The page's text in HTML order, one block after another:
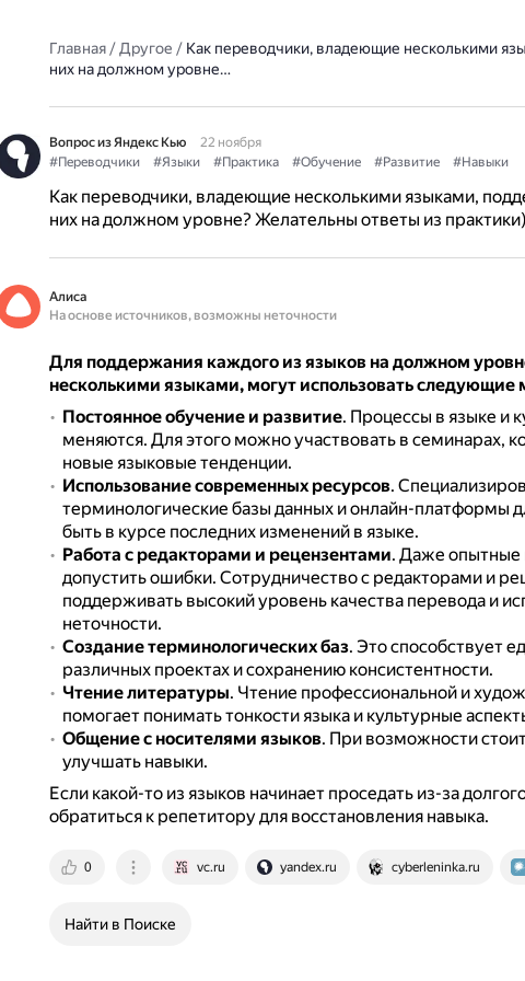
Главная/Другое / Как переводчики, владеющие несколькими
них на должном уровне…
Вопрос из Яндекс Кью
22 ноября
#Переводчики
#Языки #Практика #Обучение #Развитие #Навыки
Как переводчики, владеющие несколькими языками,
них на должном уровне? Желательны ответы из
Алиса
На основе источников, возможны неточности
Для поддержания каждого из языков на должном
несколькими языками, могут использовать следующие
Постоянное обучение и развитие. Процессы в языке и
меняются. Для этого можно участвовать в семинарах,
новые языковые тенденции.
Использование современных ресурсов.
терминологические базы данных и онлайн-платформы
быть в курсе последних изменений в языке.
Работа с редакторами и рецензентами. Даже опытные
допустить ошибки. Сотрудничество с редакторами и
поддерживать высокий уровень качества перевода и
неточности.
Создание терминологических баз. Это способствует
различных проектах и сохранению консистентности.
Чтение литературы. Чтение профессиональной и
помогает понимать тонкости языка и культурные
Общение с носителями языков. При возможности
улучшать навыки.
Если какой-то из языков начинает проседать из-за
обратиться к репетитору для восстановления навыка.
0 vc.ru yandex.ru cyberleninka.ru
Найти в Поиске